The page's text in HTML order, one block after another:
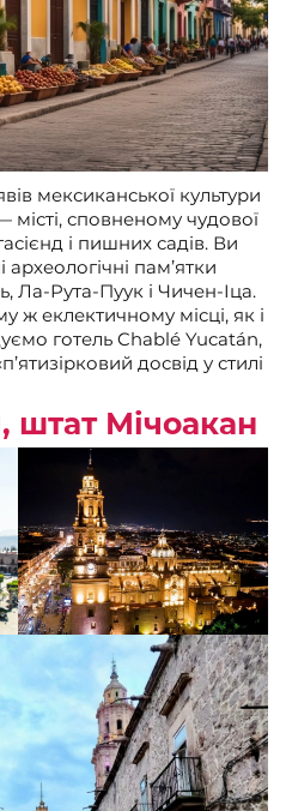
мексиканської культури
сповненому чудової
і пишних садів. Ви
пам’ятки
Рута-Пуук і Чичен-Іца.
ж еклектичному місці, як і
готель Chablé Yucatán,
досвід у стилі
штат Мічоакан